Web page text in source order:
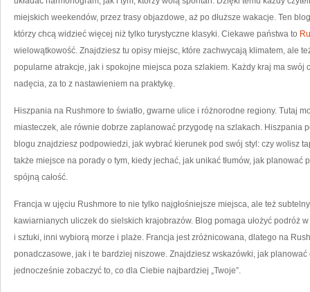
miejskich weekendów, przez trasy objazdowe, aż po dłuższe wakacje. Ten
którzy chcą widzieć więcej niż tylko turystyczne klasyki. Ciekawe państwa to
wielowątkowość. Znajdziesz tu opisy miejsc, które zachwycają klimatem, ale
popularne atrakcje, jak i spokojne miejsca poza szlakiem. Każdy kraj ma
nadęcia, za to z nastawieniem na praktykę.
Hiszpania na Rushmore to światło, gwarne ulice i różnorodne regiony. Tutaj
miasteczek, ale równie dobrze zaplanować przygodę na szlakach. Hiszpania
blogu znajdziesz podpowiedzi, jak wybrać kierunek pod swój styl: czy wolisz
także miejsce na porady o tym, kiedy jechać, jak unikać tłumów, jak planować
spójną całość.
Francja w ujęciu Rushmore to nie tylko najgłośniejsze miejsca, ale też
kawiarnianych uliczek do sielskich krajobrazów. Blog pomaga ułożyć podróż
i sztuki, inni wybiorą morze i plaże. Francja jest zróżnicowana, dlatego na
ponadczasowe, jak i te bardziej niszowe. Znajdziesz wskazówki, jak planować
jednocześnie zobaczyć to, co dla Ciebie najbardziej „Twoje”.